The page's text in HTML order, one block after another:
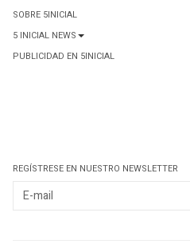
SOBRE 5INICIAL
5 INICIAL NEWS
PUBLICIDAD EN 5INICIAL
REGÍSTRESE EN NUESTRO NEWSLETTER